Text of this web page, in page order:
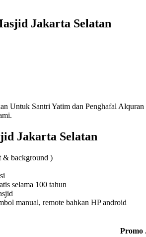
Jakarta Selatan
Untuk Santri Yatim dan Penghafal
Jakarta Selatan
& background )
selama 100 tahun
manual, remote bahkan HP android
Promo